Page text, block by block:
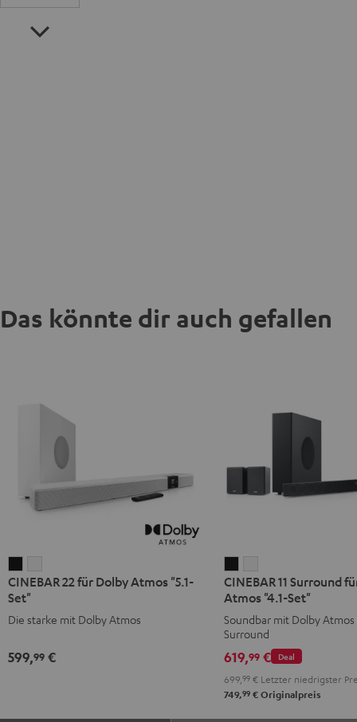
Das könnte dir auch gefallen
22
für
Dolby
"5.1-
22
Dolby
"5.1-
CINEBAR 22 für Dolby Atmos "5.1-
Set"
Die starke mit Dolby Atmos
599,99 €
11
Surround
für
Dolby
Atmos
"4.1-
Set"
Schwarz
11
Surround
für
Dolby
Atmos
"4.1-
Set"
Weiß
CINEBAR 11 Surround
Atmos "4.1-Set"
Soundbar mit Dolby Atmos
Surround
Deal
619,99€
699, 99€Letzter niedrigster
749,99€Originalpreis